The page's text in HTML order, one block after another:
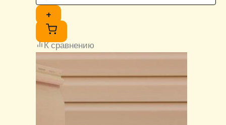
+
К сравнению